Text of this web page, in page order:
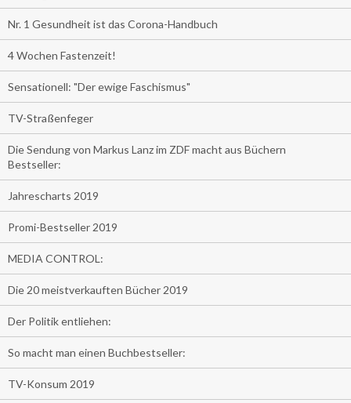
Nr. 1 Gesundheit ist das Corona-Handbuch
4 Wochen Fastenzeit!
Sensationell: "Der ewige Faschismus"
TV-Straßenfeger
Die Sendung von Markus Lanz im ZDF macht aus Büchern
Bestseller:
Jahrescharts 2019
Promi-Bestseller 2019
MEDIA CONTROL:
Die 20 meistverkauften Bücher 2019
Der Politik entliehen:
So macht man einen Buchbestseller:
TV-Konsum 2019